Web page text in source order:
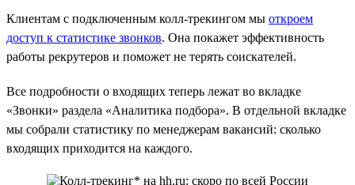
Клиентам с подключенным колл-трекингом мы откроем
доступ к статистике звонков. Она покажет эффективность
работы рекрутеров и поможет не терять соискателей.
Все подробности о входящих теперь лежат во вкладке
«Звонки» раздела «Аналитика подбора». В отдельной вкладке
мы собрали статистику по менеджерам вакансий: сколько
входящих приходится на каждого.